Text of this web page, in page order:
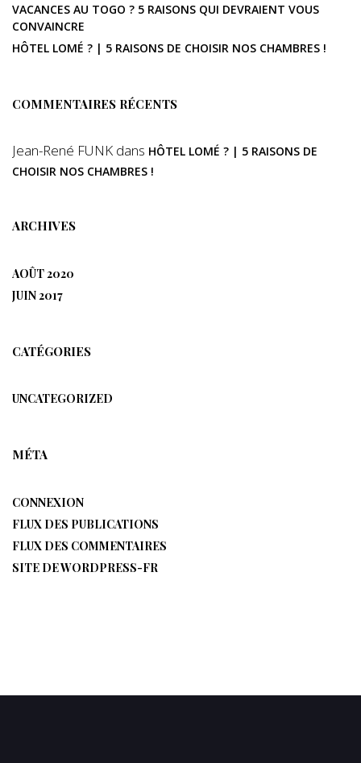
VACANCES AU TOGO ? 5 RAISONS QUI DEVRAIENT VOUS
CONVAINCRE
HÔTEL LOMÉ ? | 5 RAISONS DE CHOISIR NOS CHAMBRES !
COMMENTAIRES RÉCENTS
Jean-René FUNK dans HÔTEL LOMÉ ? | 5 RAISONS DE
CHOISIR NOS CHAMBRES !
ARCHIVES
AOÛT 2020
JUIN 2017
CATÉGORIES
UNCATEGORIZED
MÉTA
CONNEXION
FLUX DES PUBLICATIONS
FLUX DES COMMENTAIRES
SITE DE WORDPRESS-FR